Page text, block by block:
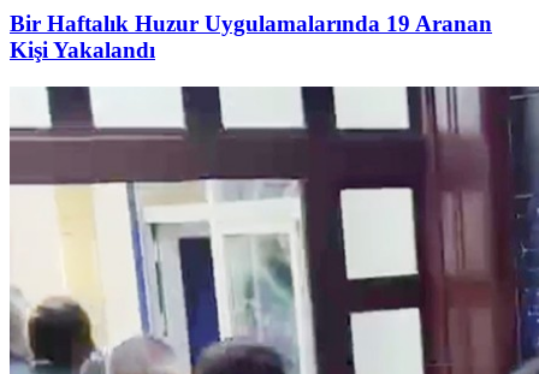
Bir Haftalık Huzur Uygulamalarında 19 Aranan
Kişi Yakalandı